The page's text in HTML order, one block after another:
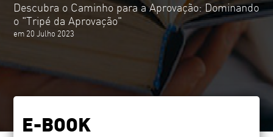
Descubra o Caminho para a Aprovação: Dominando
o "Tripé da Aprovação"
em 20 Julho 2023
E-BOOK